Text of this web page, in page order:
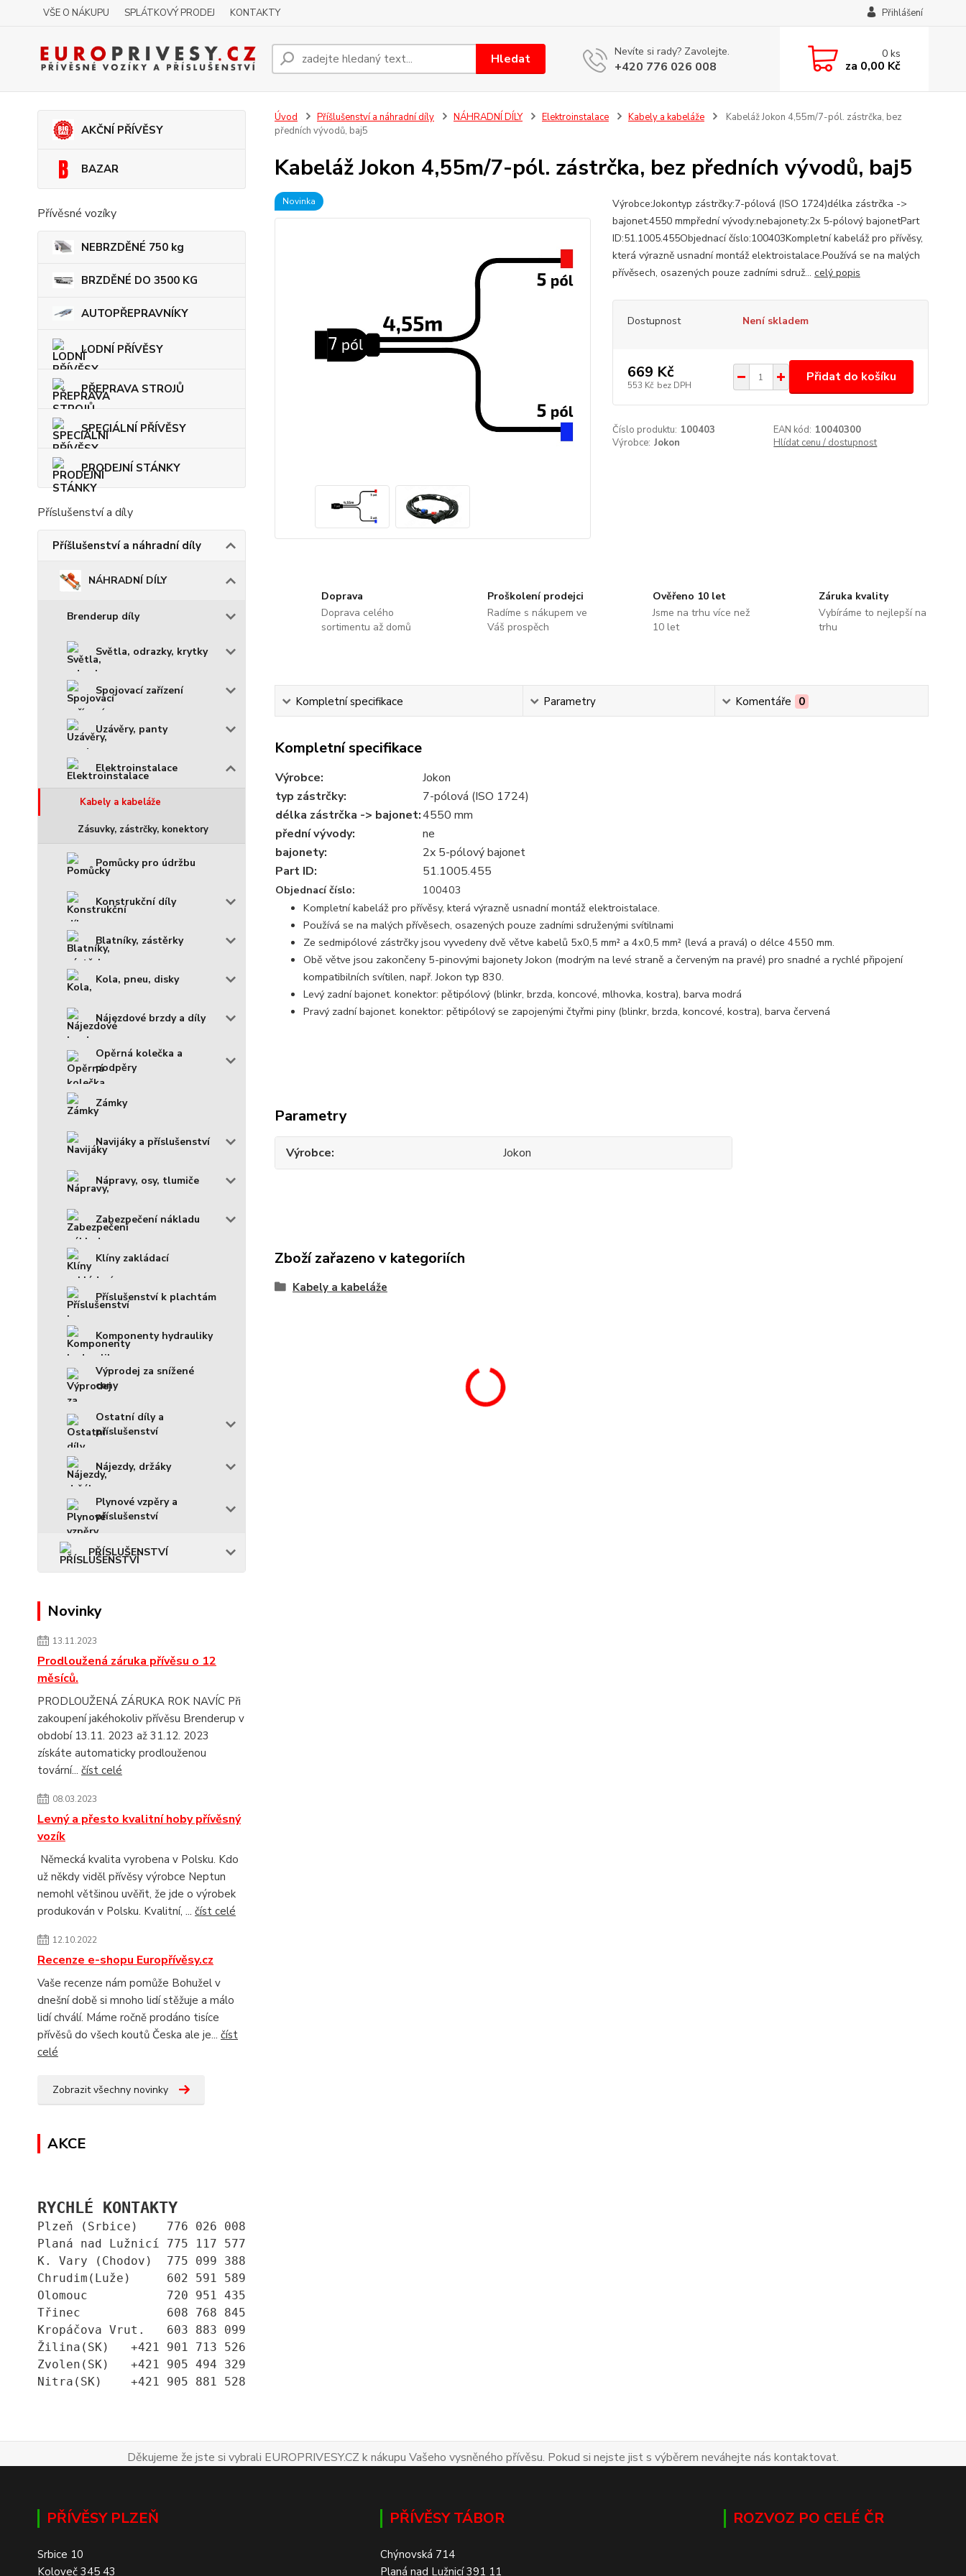
VŠE O NÁKUPU SPLÁTKOVÝ PRODEJ KONTAKTY Přihlášení
Hledat Nevíte si rady? Zavolejte.
+420 776 026 008
0ks
za 0,00 Kč
AKČNÍ PŘÍVĚSY
BAZAR
Přívěsné vozíky
NEBRZDĚNÉ 750 kg
BRZDĚNÉ DO 3500 KG
AUTOPŘEPRAVNÍKY
LODNÍ PŘÍVĚSY
PŘEPRAVA STROJŮ
SPECIÁLNÍ PŘÍVĚSY
PRODEJNÍ STÁNKY
Příslušenství a díly
Příšlušenství a náhradní díly
NÁHRADNÍ DÍLY
Brenderup díly
Světla, odrazky, krytky
Spojovací zařízení
Uzávěry, panty
Elektroinstalace
Kabely a kabeláže
Zásuvky, zástrčky, konektory
Pomůcky pro údržbu
Konstrukční díly
Blatníky, zástěrky
Kola, pneu, disky
Nájezdové brzdy a díly
Opěrná kolečka a
podpěry
Zámky
Navijáky a příslušenství
Nápravy, osy, tlumiče
Zabezpečení nákladu
Klíny zakládací
Příslušenství k plachtám
Komponenty hydrauliky
Výprodej za snížené
ceny
Ostatní díly a
příslušenství
Nájezdy, držáky
Plynové vzpěry a
příslušenství
PŘÍSLUŠENSTVÍ
Novinky
13.11.2023
Prodloužená záruka přívěsu o 12
měsíců.
PRODLOUŽENÁ ZÁRUKA ROK NAVÍC Při
zakoupení jakéhokoliv přívěsu Brenderup v
období 13.11. 2023 až 31.12. 2023
získáte automaticky prodlouženou
tovární... číst celé
08.03.2023
Levný a přesto kvalitní hoby přívěsný
vozík
Německá kvalita vyrobena v Polsku. Kdo
už někdy viděl přívěsy výrobce Neptun
nemohl většinou uvěřit, že jde o výrobek
produkován v Polsku. Kvalitní, ... číst celé
12.10.2022
Recenze e-shopu Europřívěsy.cz
Vaše recenze nám pomůže Bohužel v
dnešní době si mnoho lidí stěžuje a málo
lidí chválí. Máme ročně prodáno tisíce
přívěsů do všech koutů Česka ale je... číst
celé
Zobrazit všechny novinky
AKCE
RYCHLÉ KONTAKTY
Plzeň (Srbice)    776 026 008
Planá nad Lužnicí 775 117 577
K. Vary (Chodov)  775 099 388
Chrudim(Luže)     602 591 589
Olomouc           720 951 435
Třinec            608 768 845
Kropáčova Vrut.   603 883 099
Žilina(SK)   +421 901 713 526
Zvolen(SK)   +421 905 494 329
Nitra(SK)    +421 905 881 528
Úvod Příšlušenství a náhradní díly NÁHRADNÍ DÍLY Elektroinstalace Kabely a kabeláže
Kabeláž Jokon 4,55m/7-pól. zástrčka, bez
předních vývodů, baj5
Kabeláž Jokon 4,55m/7-pól. zástrčka, bez předních vývodů, baj5
Novinka
Výrobce:Jokontyp zástrčky:7-pólová (ISO 1724)délka zástrčka ->
bajonet:4550 mmpřední vývody:nebajonety:2x 5-pólový bajonetPart
ID:51.1005.455Objednací číslo:100403Kompletní kabeláž pro přívěsy,
která výrazně usnadní montáž elektroistalace.Používá se na malých
přívěsech, osazených pouze zadními sdruž... celý popis
Dostupnost Není skladem
669 Kč
553 Kč bez DPH
Přidat do košíku
Číslo produktu: 100403 EAN kód: 10040300
Výrobce: Jokon Hlídat cenu / dostupnost
Doprava
Doprava celého
sortimentu až domů
Proškolení prodejci
Radíme s nákupem ve
Váš prospěch
Ověřeno 10 let
Jsme na trhu více než
10 let
Záruka kvality
Vybíráme to nejlepší na
trhu
Kompletní specifikace Parametry Komentáře 0
Kompletní specifikace
Výrobce:
Jokon
typ zástrčky:
7-pólová (ISO 1724)
délka zástrčka -> bajonet:4550 mm
přední vývody:
ne
bajonety:
2x 5-pólový bajonet
Part ID:
51.1005.455
Objednací číslo:
100403
Kompletní kabeláž pro přívěsy, která výrazně usnadní montáž elektroistalace.
Používá se na malých přívěsech, osazených pouze zadními sdruženými svítilnami
Ze sedmipólové zástrčky jsou vyvedeny dvě větve kabelů 5x0,5 mm² a 4x0,5 mm² (levá a pravá) o délce 4550 mm.
Obě větve jsou zakončeny 5-pinovými bajonety Jokon (modrým na levé straně a červeným na pravé) pro snadné a rychlé připojení
kompatibilních svítilen, např. Jokon typ 830.
Levý zadní bajonet. konektor: pětipólový (blinkr, brzda, koncové, mlhovka, kostra), barva modrá
Pravý zadní bajonet. konektor: pětipólový se zapojenými čtyřmi piny (blinkr, brzda, koncové, kostra), barva červená
Parametry
Výrobce Jokon
Zboží zařazeno v kategoriích
Kabely a kabeláže
Děkujeme že jste si vybrali EUROPRIVESY.CZ k nákupu Vašeho vysněného přívěsu. Pokud si nejste jist s výběrem neváhejte nás kontaktovat.
PŘÍVĚSY PLZEŇ
Srbice 10
Koloveč 345 43
PŘÍVĚSY TÁBOR
Chýnovská 714
Planá nad Lužnicí 391 11
ROZVOZ PO CELÉ ČR